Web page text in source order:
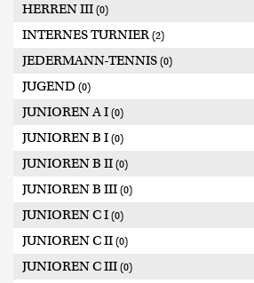
HERREN III (0)
INTERNES TURNIER (2)
JEDERMANN-TENNIS (0)
JUGEND (0)
JUNIOREN A I (0)
JUNIOREN B I (0)
JUNIOREN B II (0)
JUNIOREN B III (0)
JUNIOREN C I (0)
JUNIOREN C II (0)
JUNIOREN C III (0)